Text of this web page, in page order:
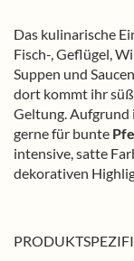
Das kulinarische
Fisch-, Geflügel,
Suppen und
dort kommt ihr
Geltung. Aufgrund
gerne für bunte
intensive, satte
dekorativen